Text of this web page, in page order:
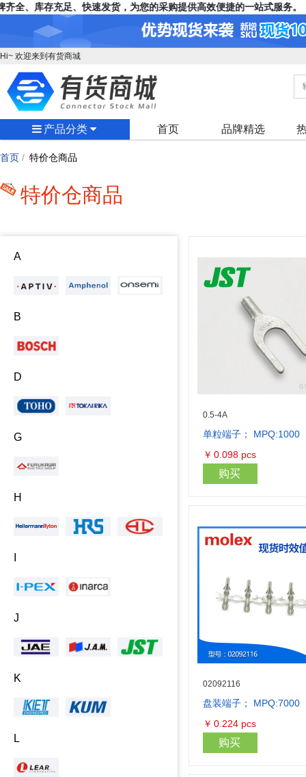
、库存充足、快速发货，为您的采购提供高效便捷的一站式服务。
Hi~ 欢迎来到有货商城
产品分类 首页 品牌精选
首页 / 特价仓商品
特价仓商品
A
B
D
G
H
J
K
L
0.5-4A
单粒端子； MPQ:1000
￥ 0.098 pcs
购买
02092116
盘装端子； MPQ:7000
￥ 0.224 pcs
购买